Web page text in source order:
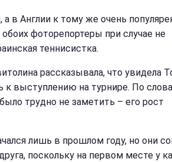
а в Англии к тому же очень
фоторепортеры при случае не
теннисистка.
рассказывала, что увидела
к выступлению на турнире. По
трудно не заметить – его рост
лишь в прошлом году, но они
поскольку на первом месте у